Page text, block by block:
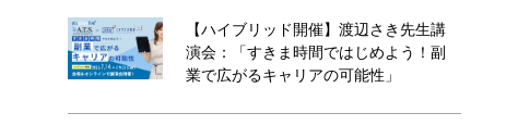
【ハイブリッド開催】渡辺さき先生講
演会：「すきま時間ではじめよう！副
業で広がるキャリアの可能性」